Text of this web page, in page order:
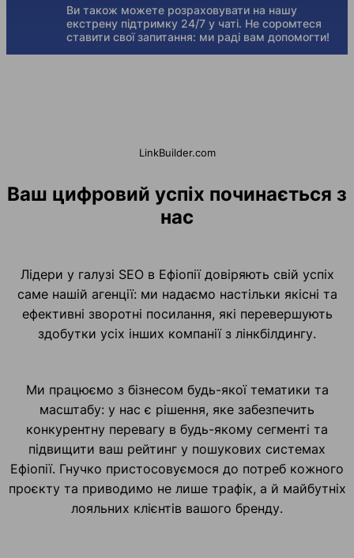
Ви також можете розраховувати на нашу
екстрену підтримку 24/7 у чаті. Не соромтеся
ставити свої запитання: ми раді вам допомогти!
LinkBuilder.com
Ваш цифровий успіх починається з
нас
Лідери у галузі SEO в Ефіопії довіряють свій успіх
саме нашій агенції: ми надаємо настільки якісні та
ефективні зворотні посилання, які перевершують
здобутки усіх інших компанії з лінкбілдингу.
Ми працюємо з бізнесом будь-якої тематики та
масштабу: у нас є рішення, яке забезпечить
конкурентну перевагу в будь-якому сегменті та
підвищити ваш рейтинг у пошукових системах
Ефіопії. Гнучко пристосовуємося до потреб кожного
проєкту та приводимо не лише трафік, а й майбутніх
лояльних клієнтів вашого бренду.